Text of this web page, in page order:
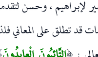
لإبراهيم ، وحسن
قد تطلق على المعاني
(